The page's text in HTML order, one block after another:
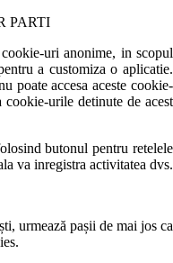
PARTI
uri anonime, in scopul
a customiza o aplicatie.
poate accesa aceste cookie-
urile detinute de acest
butonul pentru retelele
va inregistra activitatea dvs.
urmează pașii de mai jos ca